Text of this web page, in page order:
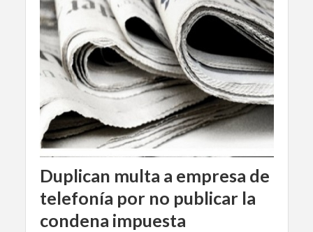
Duplican multa a empresa de
telefonía por no publicar la
condena impuesta